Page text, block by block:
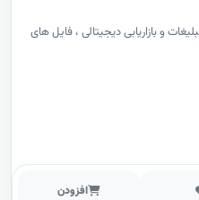
و بازاریابی دیجیتالی ، فایل های
افزودن